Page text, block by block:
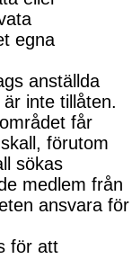
egna
anställda
inte tillåten.
får
förutom
sökas
medlem från
ansvara för
för att